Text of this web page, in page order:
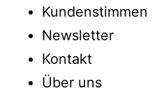
Kundenstimmen
Newsletter
Kontakt
Über uns